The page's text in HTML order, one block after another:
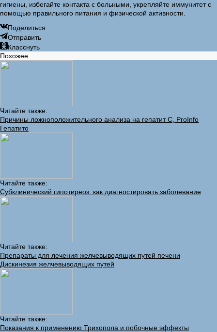
гигиены, избегайте контакта с больными, укрепляйте иммунитет с
помощью правильного питания и физической активности.
Поделиться
Отправить
Класснуть
Похожее
Читайте также:
Причины ложноположительного анализа на гепатит С, ProInfo
Гепатито
Читайте также:
Субклинический гипотиреоз: как диагностировать заболевание
Читайте также:
Препараты для лечения желчевыводящих путей печени
Дискинезия желчевыводящих путей
Читайте также:
Показания к применению Трихопола и побочные эффекты